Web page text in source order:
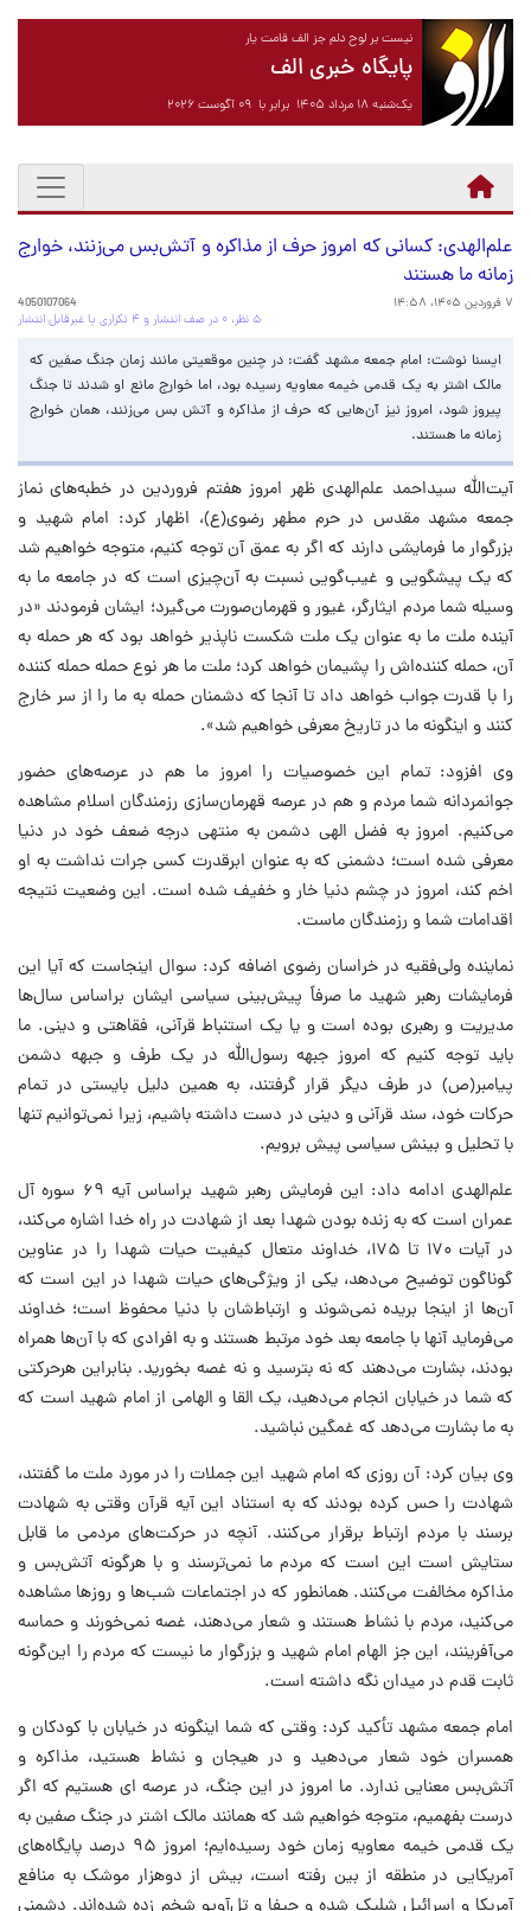
نیست بر لوح دلم جز الف قامت یار
پایگاه خبری الف
یک‌شنبه ۱۸ مرداد ۱۴۰۵ برابر با ۰۹ آگوست ۲۰۲۶
علم‌الهدی: کسانی که امروز حرف از مذاکره و آتش‌بس می‌زنند، خوارج
زمانه ما هستند
۷ فروردین ۱۴۰۵، ۱۴:۵۸
4050107064
۵ نظر، ۰ در صف انتشار و ۴ تکراری یا غیرقابل انتشار
ایسنا نوشت: امام جمعه مشهد گفت: در چنین موقعیتی مانند زمان جنگ صفین که
مالک اشتر به یک قدمی خیمه معاویه رسیده بود، اما خوارج مانع او شدند تا جنگ
پیروز شود، امروز نیز آن‌هایی که حرف از مذاکره و آتش بس می‌زنند، همان خوارج
زمانه ما هستند.
آیت‌الله سیداحمد علم‌الهدی ظهر امروز هفتم فروردین در خطبه‌های نماز
جمعه مشهد مقدس در حرم مطهر رضوی(ع)، اظهار کرد: امام شهید و
بزرگوار ما فرمایشی دارند که اگر به عمق آن توجه کنیم، متوجه خواهیم شد
که یک‌ پیشگویی و غیب‌گویی نسبت به آن‌چیزی است که در جامعه ما به
وسیله شما مردم ایثارگر، غیور و قهرمان‌صورت می‌گیرد؛ ایشان فرمودند «در
آینده ملت ما به عنوان یک ملت شکست ناپذیر خواهد بود که هر حمله به
آن، حمله کننده‌اش را پشیمان خواهد کرد؛ ملت ما هر نوع حمله حمله کننده
را با قدرت جواب خواهد داد تا آنجا که دشمنان حمله به ما را از سر خارج
کنند و اینگونه ما در تاریخ معرفی خواهیم شد».
وی افزود: تمام این خصوصیات را امروز ما هم در عرصه‌های حضور
جوانمردانه شما مردم و هم در عرصه قهرمان‌سازی رزمندگان اسلام مشاهده
می‌کنیم. امروز به فضل الهی دشمن به منتهی درجه ضعف خود در دنیا
معرفی شده است؛ دشمنی که به عنوان ابرقدرت کسی جرات نداشت به او
اخم‌ کند، امروز در چشم دنیا خار و خفیف شده است. این وضعیت نتیجه
اقدامات شما و رزمندگان ماست.
نماینده ولی‌فقیه در خراسان رضوی اضافه کرد: سوال اینجاست که آیا این
فرمایشات رهبر شهید ما صرفاً پیش‌بینی سیاسی ایشان براساس سال‌ها
مدیریت و رهبری بوده است و یا یک استنباط قرآنی، فقاهتی و دینی. ما
باید توجه کنیم که امروز جبهه رسول‌الله در یک طرف و جبهه دشمن
پیامبر(ص) در طرف دیگر قرار گرفتند، به همین دلیل بایستی در تمام
حرکات خود، سند قرآنی و دینی در دست داشته باشیم، زیرا نمی‌توانیم تنها
با تحلیل و بینش سیاسی پیش برویم.
علم‌الهدی ادامه داد: این فرمایش رهبر شهید براساس آیه ۶۹ سوره آل
عمران است که به زنده بودن شهدا بعد از شهادت در راه خدا اشاره می‌کند،
در آیات ۱۷۰ تا ۱۷۵، خداوند متعال کیفیت حیات شهدا را در عناوین
گوناگون توضیح می‌دهد، یکی از ویژگی‌های حیات شهدا در این است که
آن‌ها از اینجا بریده نمی‌شوند و ارتباط‌شان با دنیا محفوظ است؛ خداوند
می‌فرماید آنها با جامعه بعد خود مرتبط هستند و به افرادی که با آن‌ها همراه
بودند، بشارت می‌دهند که نه بترسید و نه غصه بخورید. بنابراین هرحرکتی
که شما در خیابان انجام می‌دهید، یک القا و الهامی از امام شهید است که
به ما بشارت می‌دهد که غمگین نباشید.
وی بیان کرد: آن روزی که امام شهید این جملات را در مورد ملت ما گفتند،
شهادت را حس کرده بودند که به استناد این آیه قرآن وقتی به شهادت
برسند با مردم ارتباط برقرار می‌کنند. آنچه در حرکت‌های مردمی ما قابل
ستایش است این است که مردم ما نمی‌ترسند و با هرگونه آتش‌بس و
مذاکره مخالفت می‌کنند. همانطور که در اجتماعات شب‌ها و روزها مشاهده
می‌کنید، مردم با نشاط هستند و شعار می‌دهند، غصه نمی‌خورند و حماسه
می‌آفرینند، این جز الهام‌ امام شهید و بزرگوار ما نیست که مردم را این‌گونه
ثابت قدم در میدان نگه داشته است.
امام جمعه مشهد تأکید کرد: وقتی که شما اینگونه در خیابان با کودکان و
همسران خود شعار می‌دهید و در هیجان و نشاط هستید، مذاکره و
آتش‌بس معنایی ندارد. ما امروز در این جنگ، در عرصه ای هستیم که اگر
درست بفهمیم، متوجه خواهیم شد که همانند مالک اشتر در جنگ صفین به
یک قدمی خیمه معاویه زمان خود رسیده‌ایم؛ امروز ۹۵ درصد پایگاه‌های
آمریکایی در منطقه از بین رفته است، بیش از دوهزار موشک به منافع